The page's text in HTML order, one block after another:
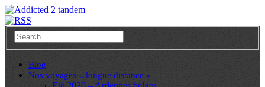
Blog
Nos voyages « longue distance »